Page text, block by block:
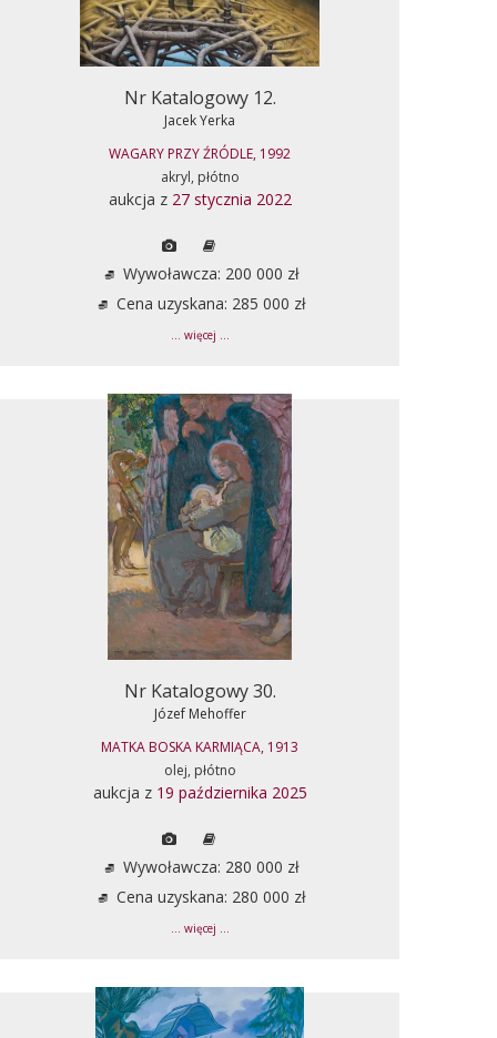
Nr Katalogowy 12.
Jacek Yerka
WAGARY PRZY ŹRÓDLE, 1992
akryl, płótno
aukcja z 27 stycznia 2022
Wywoławcza: 200 000 zł
Cena uzyskana: 285 000 zł
... więcej ...
Nr Katalogowy 30.
Józef Mehoffer
MATKA BOSKA KARMIĄCA, 1913
olej, płótno
aukcja z 19 października 2025
Wywoławcza: 280 000 zł
Cena uzyskana: 280 000 zł
... więcej ...